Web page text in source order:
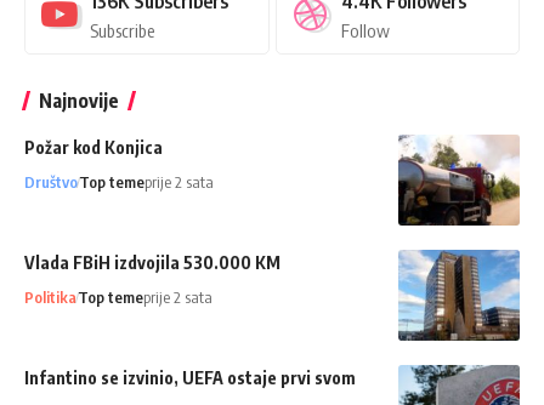
Subscribe Follow
Najnovije
Požar kod Konjica
DruštvoTop temeprije 2 sata
Vlada FBiH izdvojila 530.000 KM
PolitikaTop temeprije 2 sata
Infantino se izvinio, UEFA ostaje prvi svom